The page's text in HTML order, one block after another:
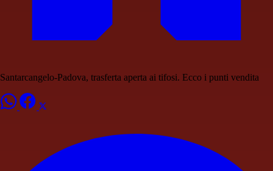
Santarcangelo-Padova, trasferta aperta ai tifosi. Ecco i punti vendita